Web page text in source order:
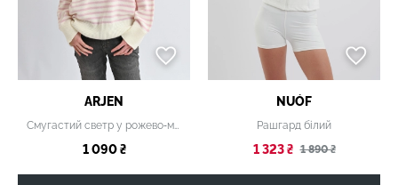
ARJEN
Смугастий светр у рожево‑молочній гамі
1 090 ₴
NUÓF
Рашгард білий
1 323 ₴ 1 890 ₴